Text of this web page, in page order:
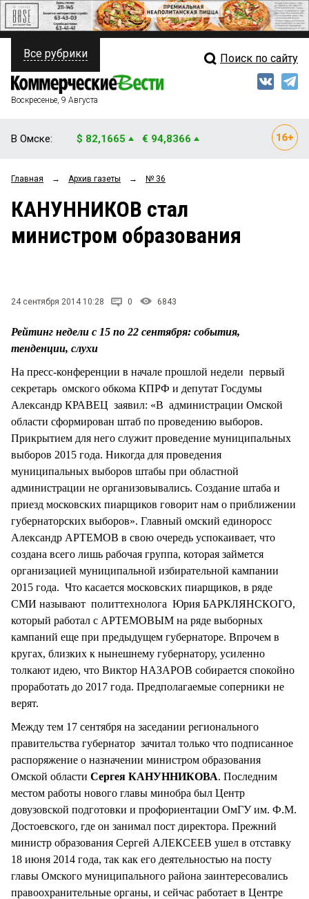
ПОЛИТИКА
ФИНАНСЫ
ОБЩЕСТВО
ЗАКОН
НОВОСТИ КОМПАНИЙ
СТИЛЬ ЖИЗНИ
Свежий выпуск
Рейтинги
Блоги
Все рубрики Поиск по сайту
Воскресенье, 9 Августа
В Омске: $ 82,1665 € 94,8366
Главная → Архив газеты → № 36
КАНУННИКОВ стал
министром образования
24 сентября 2014 10:28 0 6843
Рейтинг недели с 15 по 22 сентября: события,
тенденции, слухи
На пресс-конференции в начале прошлой недели первый
секретарь омского обкома КПРФ и депутат Госдумы
Александр КРАВЕЦ заявил: «В администрации Омской
области сформирован штаб по проведению выборов.
Прикрытием для него служит проведение муниципальных
выборов 2015 года. Никогда для проведения
муниципальных выборов штабы при областной
администрации не организовывались. Создание штаба и
приезд московских пиарщиков говорит нам о приближении
губернаторских выборов». Главный омский единоросс
Александр АРТЕМОВ в свою очередь успокаивает, что
создана всего лишь рабочая группа, которая займется
организацией муниципальной избирательной кампании
2015 года. Что касается московских пиарщиков, в ряде
СМИ называют политтехнолога Юрия БАРКЛЯНСКОГО,
который работал с АРТЕМОВЫМ на ряде выборных
кампаний еще при предыдущем губернаторе. Впрочем в
кругах, близких к нынешнему губернатору, усиленно
толкают идею, что Виктор НАЗАРОВ собирается спокойно
проработать до 2017 года. Предполагаемые соперники не
верят.
Между тем 17 сентября на заседании регионального
правительства губернатор зачитал только что подписанное
распоряжение о назначении министром образования
Омской области Сергея КАНУННИКОВА. Последним
местом работы нового главы минобра был Центр
довузовской подготовки и профориентации ОмГУ им. Ф.М.
Достоевского, где он занимал пост директора. Прежний
министр образования Сергей АЛЕКСЕЕВ ушел в отставку
18 июня 2014 года, так как его деятельностью на посту
главы Омского муниципального района заинтересовались
правоохранительные органы, и сейчас работает в Центре